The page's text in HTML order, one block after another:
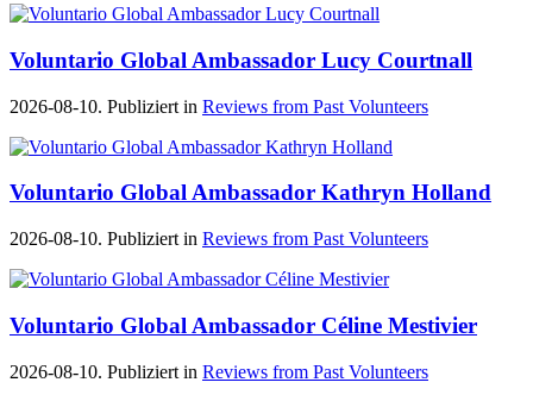
Voluntario Global Ambassador Lucy Courtnall
2026-08-10. Publiziert in Reviews from Past Volunteers
Voluntario Global Ambassador Kathryn Holland
2026-08-10. Publiziert in Reviews from Past Volunteers
Voluntario Global Ambassador Céline Mestivier
2026-08-10. Publiziert in Reviews from Past Volunteers